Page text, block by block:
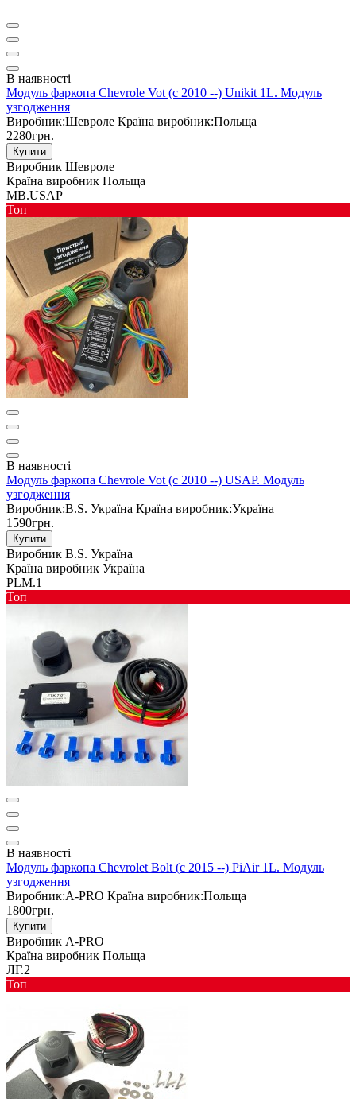
В наявності
Модуль фаркопа Chevrole Vot (c 2010 --) Unikit 1L. Модуль
узгодження
Виробник:Шевроле Країна виробник:Польща
2280грн.
Купити
Виробник Шевроле
Країна виробник Польща
MB.USAP
Toп
В наявності
Модуль фаркопа Chevrole Vot (c 2010 --) USAP. Модуль
узгодження
Виробник:B.S. Україна Країна виробник:Україна
1590грн.
Купити
Виробник B.S. Україна
Країна виробник Україна
PLM.1
Toп
В наявності
Модуль фаркопа Chevrolet Bolt (c 2015 --) PiAir 1L. Модуль
узгодження
Виробник:A-PRO Країна виробник:Польща
1800грн.
Купити
Виробник A-PRO
Країна виробник Польща
ЛГ.2
Toп